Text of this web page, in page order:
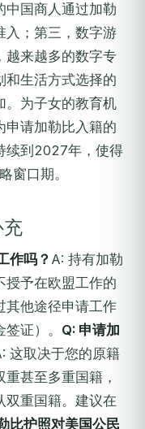
中国商人通过加勒
入；第三，数字游
越来越多的数字专
和生活方式选择的
。为子女的教育机
申请加勒比入籍的
续到2027年，使得
窗口期。
充
作吗？ A: 持有加勒
授予在欧盟工作的
其他途径申请工作
证）。 Q: 申请加
这取决于您的原籍
甚至多重国籍，
双重国籍。建议在
比护照对美国公民